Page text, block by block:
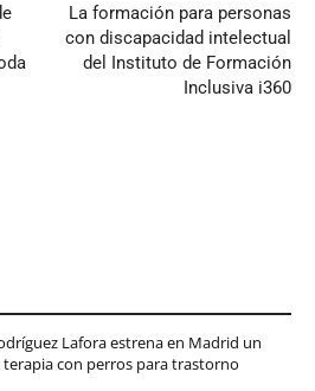
La formación para personas
con discapacidad intelectual
del Instituto de Formación
Inclusiva i360
Lafora estrena en Madrid un
con perros para trastorno